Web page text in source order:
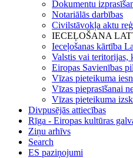
Dokumentu
Notariālās darbības
Civilstāvokļa aktu
IECEĻOŠANA
Ieceļošanas kārtība
Valstis vai teritorijas,
Eiropas Savienības
Vīzas pieteikuma
Vīzas pieprasīšanai
Vīzas pieteikuma
Divpusējās attiecības
Rīga - Eiropas kultūras
Ziņu arhīvs
Search
ES paziņojumi